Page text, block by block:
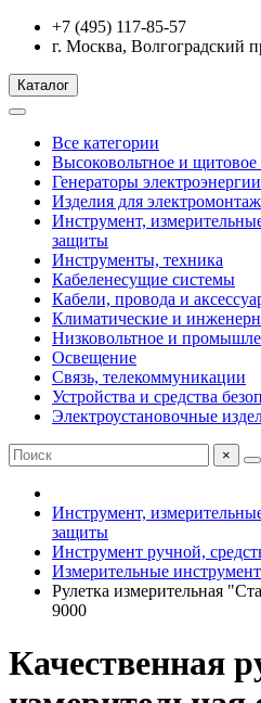
+7 (495) 117-85-57
г. Москва, Волгоградский
Каталог
Все категории
Высоковольтное и щитовое
Генераторы
Изделия для
Инструмент,
защиты
Инструменты, техника
Кабеленесущие системы
Кабели, провода и
Климатические и
Низковольтное и
Освещение
Связь, телекоммуникации
Устройства и средства
Электроустановочные
×
Инструмент,
защиты
Инструмент ручной,
Измерительные
Рулетка измерительная
9000
Качественная